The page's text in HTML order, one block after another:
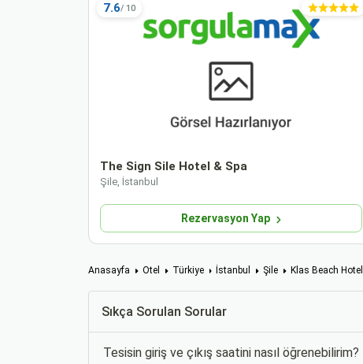
7.6
The Sign Sile Hotel & Spa
Şile, İstanbul
Rezervasyon Yap
Anasayfa Otel Türkiye İstanbul Şile Klas Beach Hotel
Sıkça Sorulan Sorular
Tesisin giriş ve çıkış saatini nasıl öğrenebilirim?